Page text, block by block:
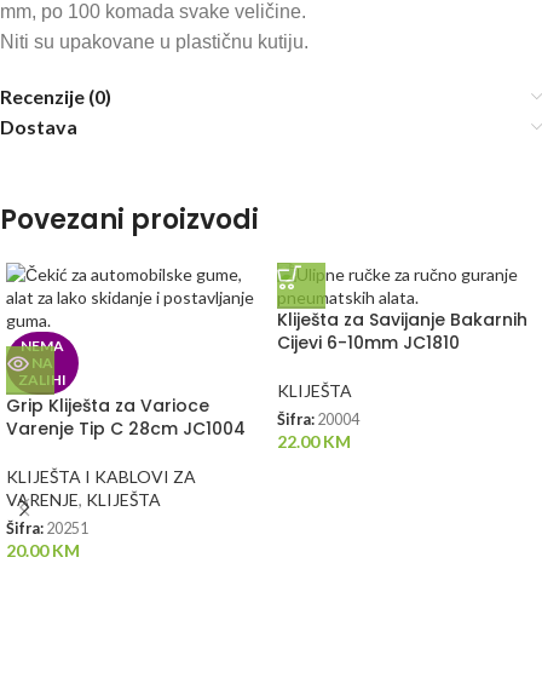
mm, po 100 komada svake veličine.
Niti su upakovane u plastičnu kutiju.
Recenzije (0)
Dostava
Povezani proizvodi
NEMA
NA
ZALIHI
Grip Kliješta za Varioce
Varenje Tip C 28cm JC1004
KLIJEŠTA I KABLOVI ZA
VARENJE, KLIJEŠTA
Šifra: 20251
20.00KM
Kliješta za Savijanje Bakarnih
Cijevi 6-10mm JC1810
KLIJEŠTA
Šifra: 20004
22.00KM